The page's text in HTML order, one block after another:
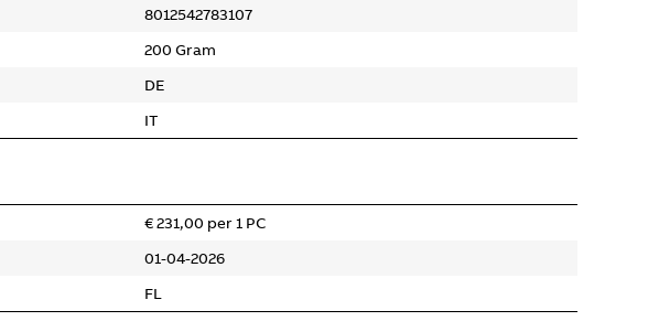
8012542783107
200 Gram
DE
IT
€ 231,00 per 1 PC
01-04-2026
FL